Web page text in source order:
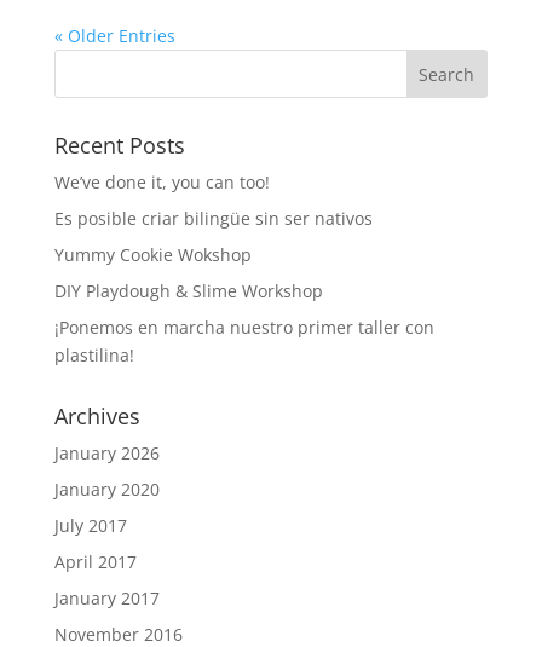
« Older Entries
Recent Posts
We’ve done it, you can too!
Es posible criar bilingüe sin ser nativos
Yummy Cookie Wokshop
DIY Playdough & Slime Workshop
¡Ponemos en marcha nuestro primer taller con
plastilina!
Archives
January 2026
January 2020
July 2017
April 2017
January 2017
November 2016